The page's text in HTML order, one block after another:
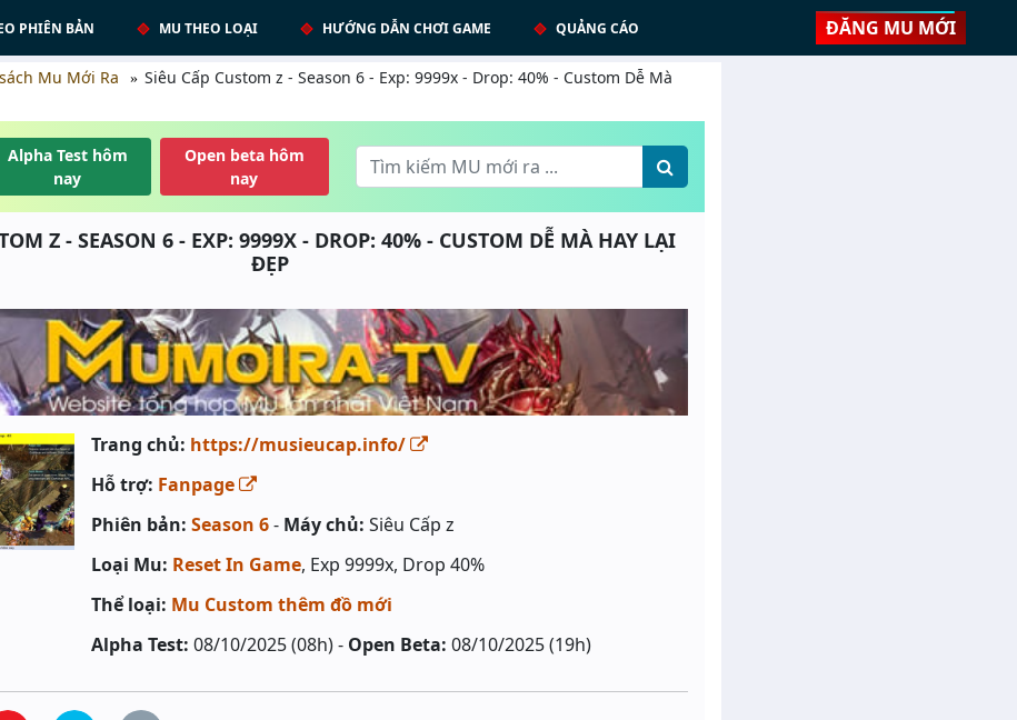
PHIÊN BẢN MU THEO LOẠI HƯỚNG DẪN CHƠI GAME QUẢNG CÁO ĐĂNG MU MỚI
Mu Mới Ra
Siêu Cấp Custom z - Season 6 - Exp: 9999x - Drop: 40% - Custom Dễ Mà
Alpha Test hôm
nay
Open beta hôm
nay
Z - SEASON 6 - EXP: 9999X - DROP: 40% - CUSTOM DỄ MÀ HAY LẠI
ĐẸP
Trang chủ: https://musieucap.info/
Hỗ trợ: Fanpage
Phiên bản: Season 6- Máy chủ: Siêu Cấp z
Loại Mu: Reset In Game, Exp 9999x, Drop 40%
Thể loại: Mu Custom thêm đồ mới
Alpha Test: 08/10/2025 (08h) - Open Beta: 08/10/2025 (19h)